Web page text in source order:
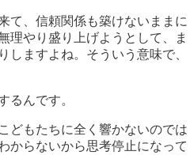
て、信頼関係も築けないままに
理やり盛り上げようとして、ま
しますよね。そういう意味で、
るんです。
どもたちに全く響かないのでは
からないから思考停止になって